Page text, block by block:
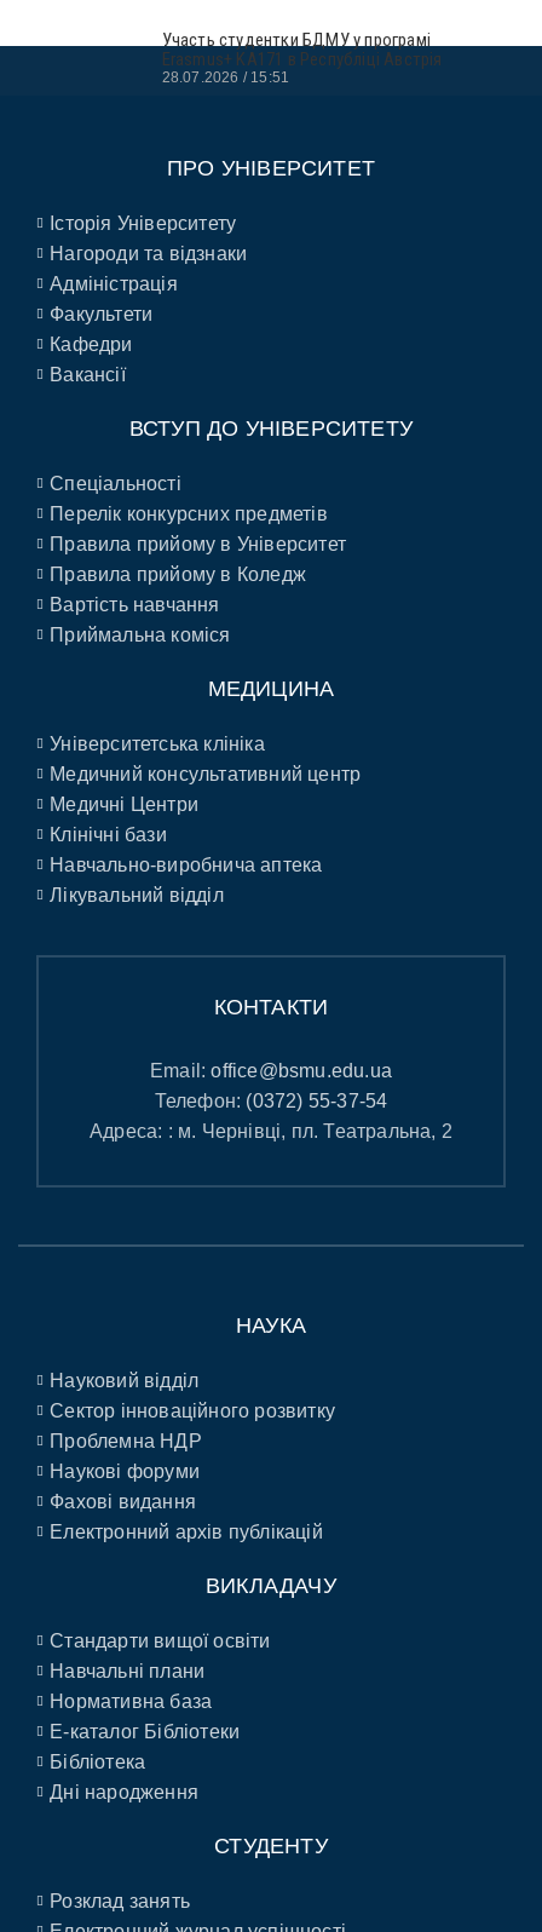
Участь студентки БДМУ у програмі
Erasmus+ KA171 в Республіці Австрія
28.07.2026 15:51
ПРО УНІВЕРСИТЕТ
Історія Університету
Нагороди та відзнаки
Адміністрація
Факультети
Кафедри
Вакансії
ВСТУП ДО УНІВЕРСИТЕТУ
Спеціальності
Перелік конкурсних предметів
Правила прийому в Університет
Правила прийому в Коледж
Вартість навчання
Приймальна коміся
МЕДИЦИНА
Університетська клініка
Медичний консультативний центр
Медичні Центри
Клінічні бази
Навчально-виробнича аптека
Лікувальний відділ
КОНТАКТИ
Email:office@bsmu.edu.ua
Телефон: (0372) 55-37-54
Адреса: : м. Чернівці, пл. Театральна, 2
НАУКА
Науковий відділ
Сектор інноваційного розвитку
Проблемна НДР
Наукові форуми
Фахові видання
Електронний архів публікацій
ВИКЛАДАЧУ
Стандарти вищої освіти
Навчальні плани
Нормативна база
E-каталог Бібліотеки
Бібліотека
Дні народження
СТУДЕНТУ
Розклад занять